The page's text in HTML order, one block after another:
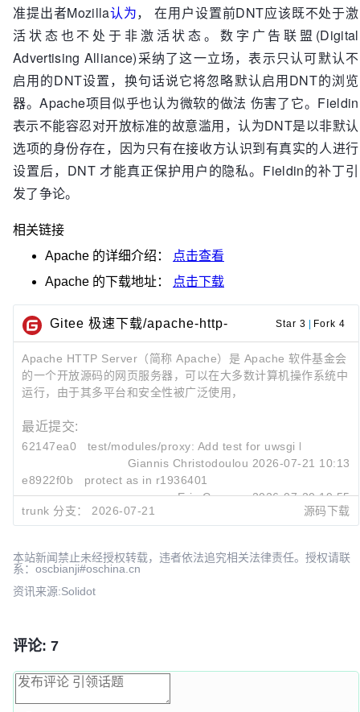
准提出者Mozilla认为， 在用户设置前DNT应该既不处于激
活状态也不处于非激活状态。数字广告联盟(Digital
Advertising Alliance)采纳了这一立场，表示只认可默认不
启用的DNT设置，换句话说它将忽略默认启用DNT的浏览
器。Apache项目似乎也认为微软的做法 伤害了它。Fieldin
表示不能容忍对开放标准的故意滥用，认为DNT是以非默认
选项的身份存在，因为只有在接收方认识到有真实的人进行
设置后，DNT 才能真正保护用户的隐私。Fieldin的补丁引
发了争论。
相关链接
Apache 的详细介绍：
点击查看
Apache 的下载地址： 点击下载
Gitee 极速下载/apache-http-
server
Star 3 Fork 4
Apache HTTP Server（简称 Apache）是 Apache 软件基金会
的一个开放源码的网页服务器，可以在大多数计算机操作系统中
运行，由于其多平台和安全性被广泛使用，
最近提交:
62147ea0
test/modules/proxy: Add test for uwsgi headers
Giannis Christodoulou 2026-07-21 10:13
e8922f0b
protect as in r1936401
Eric Covener 2026-07-20 19:55
2b3075af
PR68527: fixup_dir segfault with no content-type
trunk 分支： 2026-07-21 源码下载
本站新闻禁止未经授权转载，违者依法追究相关法律责任。授权请联
系：oscbianji#oschina.cn
资讯来源:Solidot
评论: 7